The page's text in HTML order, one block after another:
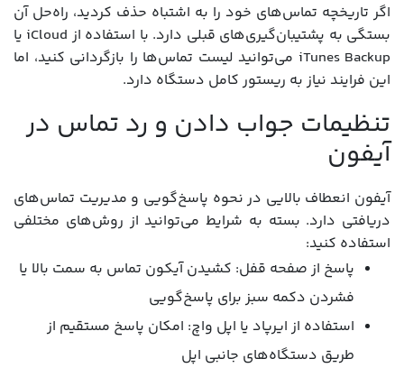
اگر تاریخچه تماس‌های خود را به اشتباه حذف کردید، راه‌حل آن
بستگی به پشتیبان‌گیری‌های قبلی دارد. با استفاده از iCloud یا
iTunes Backup می‌توانید لیست تماس‌ها را بازگردانی کنید، اما
این فرایند نیاز به ریستور کامل دستگاه دارد.
تنظیمات جواب دادن و رد تماس در
آیفون
آیفون انعطاف بالایی در نحوه پاسخ‌گویی و مدیریت تماس‌های
دریافتی دارد. بسته به شرایط می‌توانید از روش‌های مختلفی
استفاده کنید:
پاسخ از صفحه قفل: کشیدن آیکون تماس به سمت بالا یا
فشردن دکمه سبز برای پاسخ‌گویی
استفاده از ایرپاد یا اپل واچ: امکان پاسخ مستقیم از
طریق دستگاه‌های جانبی اپل